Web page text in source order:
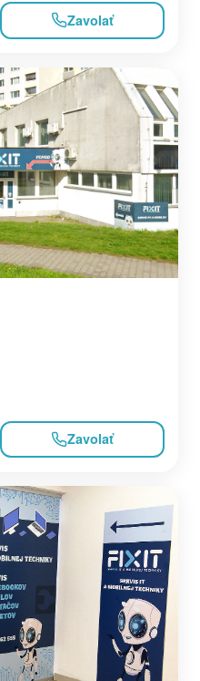
Zavolať
Zavolať